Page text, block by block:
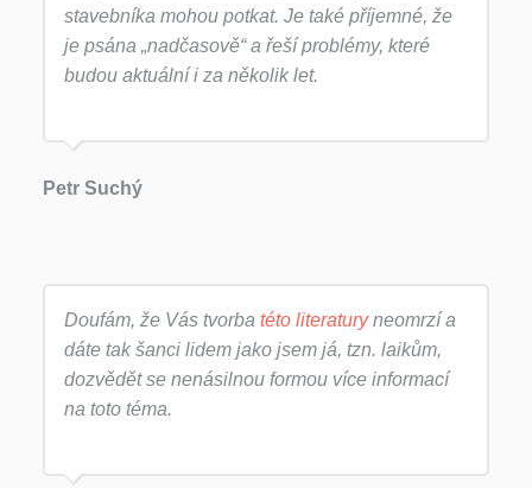
stavebníka mohou potkat. Je také příjemné, že
je psána „nadčasově“ a řeší problémy, které
budou aktuální i za několik let.
Petr Suchý
Doufám, že Vás tvorbatéto literaturyneomrzí a
dáte tak šanci lidem jako jsem já, tzn. laikům,
dozvědět se nenásilnou formou více informací
na toto téma.